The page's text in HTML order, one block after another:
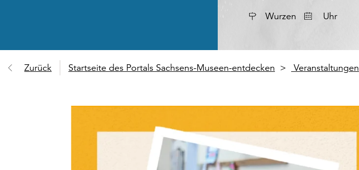
Wurzen DatumUhr
Zurück Startseite des Portals Sachsens-Museen-entdecken Veranstaltungen